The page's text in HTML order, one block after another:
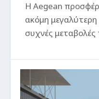
Η Aegean
ακόμη μεγαλύτερη
συχνές μεταβολές